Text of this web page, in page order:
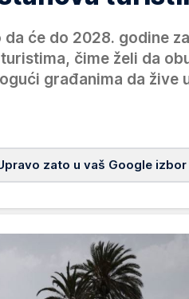
da će do 2028. godine
čime želi da
građanima da žive
zato u vaš Google izbor